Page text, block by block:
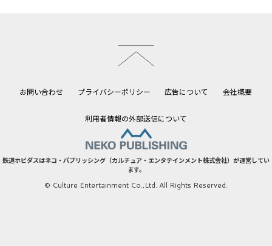
お問い合わせ プライバシーポリシー 広告について 会社概要
利用者情報の外部送信について
鉄道ホビダスはネコ・パブリッシング（カルチュア・エンタテインメント株式会社）が運営してい
ます。
© Culture Entertainment Co.,Ltd. All Rights Reserved.